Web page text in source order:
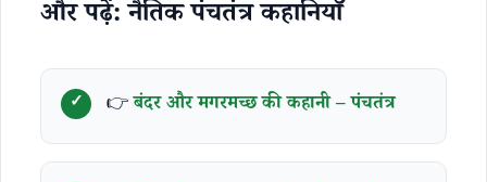
और पढ़ें: नैतिक पंचतंत्र कहानियाँ
👉बंदर और मगरमच्छ की कहानी – पंचतंत्र